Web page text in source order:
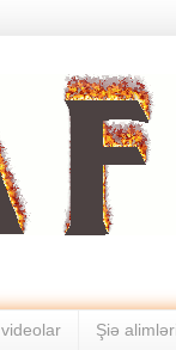
videolar Şiə